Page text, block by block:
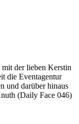
der lieben Kerstin
die Eventagentur
und darüber hinaus
(Daily Face 046)